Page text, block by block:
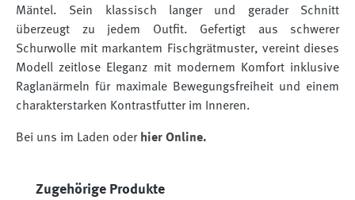
Mäntel. Sein klassisch langer und gerader Schnitt
überzeugt zu jedem Outfit. Gefertigt aus schwerer
Schurwolle mit markantem Fischgrätmuster, vereint dieses
Modell zeitlose Eleganz mit modernem Komfort inklusive
Raglanärmeln für maximale Bewegungsfreiheit und einem
charakterstarken Kontrastfutter im Inneren.
Bei uns im Laden oder hier Online.
Produktgalerie überspringen
Zugehörige Produkte